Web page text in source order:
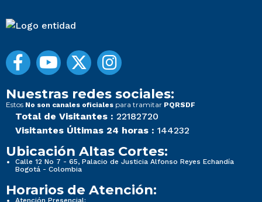
Nuestras redes sociales:
Estos No son canales oficiales para tramitar PQRSDF
Total de Visitantes : 22182720
Visitantes Últimas 24 horas : 144232
Ubicación Altas Cortes:
Calle 12 No 7 - 65, Palacio de Justicia Alfonso Reyes Echandía
Bogotá - Colombia
Horarios de Atención:
Atención Presencial: